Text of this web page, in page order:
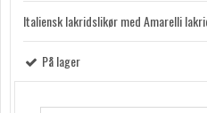
Italiensk lakridslikør med Amarelli
På lager